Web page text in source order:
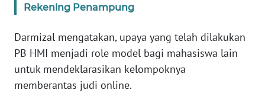
Rekening Penampung
Darmizal mengatakan, upaya yang telah dilakukan
PB HMI menjadi role model bagi mahasiswa lain
untuk mendeklarasikan kelompoknya
memberantas judi online.
SUMUT
WN
JAKARTA